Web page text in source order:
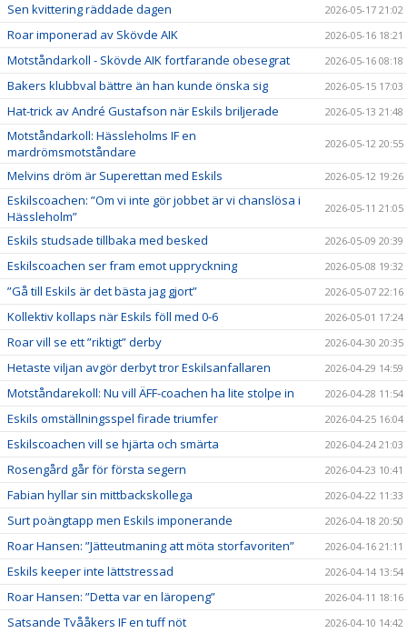
Sen kvittering räddade dagen 2026-05-17 21:02
Roar imponerad av Skövde AIK 2026-05-16 18:21
Motståndarkoll - Skövde AIK fortfarande obesegrat 2026-05-16 08:18
Bakers klubbval bättre än han kunde önska sig 2026-05-15 17:03
Hat-trick av André Gustafson när Eskils briljerade 2026-05-13 21:48
Motståndarkoll: Hässleholms IF en
mardrömsmotståndare
2026-05-12 20:55
Melvins dröm är Superettan med Eskils 2026-05-12 19:26
Eskilscoachen: ”Om vi inte gör jobbet är vi chanslösa i
Hässleholm”
2026-05-11 21:05
Eskils studsade tillbaka med besked 2026-05-09 20:39
Eskilscoachen ser fram emot uppryckning 2026-05-08 19:32
”Gå till Eskils är det bästa jag gjort” 2026-05-07 22:16
Kollektiv kollaps när Eskils föll med 0-6 2026-05-01 17:24
Roar vill se ett ”riktigt” derby 2026-04-30 20:35
Hetaste viljan avgör derbyt tror Eskilsanfallaren 2026-04-29 14:59
Motståndarekoll: Nu vill ÄFF-coachen ha lite stolpe in 2026-04-28 11:54
Eskils omställningsspel firade triumfer 2026-04-25 16:04
Eskilscoachen vill se hjärta och smärta 2026-04-24 21:03
Rosengård går för första segern 2026-04-23 10:41
Fabian hyllar sin mittbackskollega 2026-04-22 11:33
Surt poängtapp men Eskils imponerande 2026-04-18 20:50
Roar Hansen: ”Jätteutmaning att möta storfavoriten” 2026-04-16 21:11
Eskils keeper inte lättstressad 2026-04-14 13:54
Roar Hansen: ”Detta var en läropeng” 2026-04-11 18:16
Satsande Tvååkers IF en tuff nöt 2026-04-10 14:42